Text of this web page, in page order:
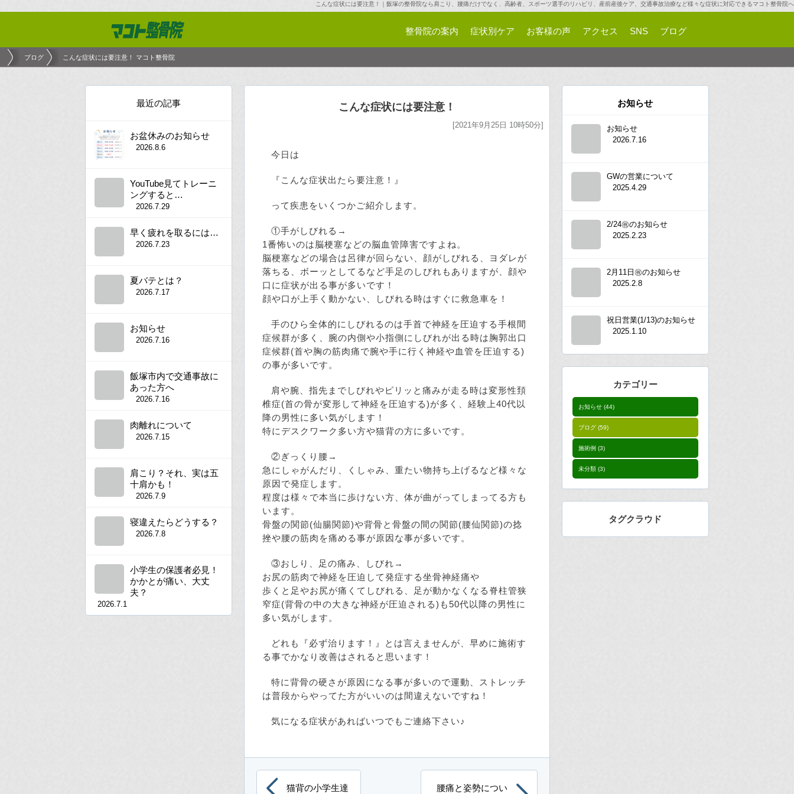
こんな症状には要注意！｜飯塚の整骨院なら肩こり、腰痛だけでなく、高齢者、スポーツ選手のリハビリ、産前産後ケア、交通事故治療など様々な症状に対応できるマコト整骨院へ
こんな症状には要注意！
[2021年9月25日 10時50分]
今日は
『こんな症状出たら要注意！』
って疾患をいくつかご紹介します。
①手がしびれる→
1番怖いのは脳梗塞などの脳血管障害ですよね。
脳梗塞などの場合は呂律が回らない、顔がしびれる、ヨダレが
落ちる、ボーッとしてるなど手足のしびれもありますが、顔や
口に症状が出る事が多いです！
顔や口が上手く動かない、しびれる時はすぐに救急車を！
手のひら全体的にしびれるのは手首で神経を圧迫する手根間
症候群が多く、腕の内側や小指側にしびれが出る時は胸郭出口
症候群(首や胸の筋肉痛で腕や手に行く神経や血管を圧迫する)
の事が多いです。
肩や腕、指先までしびれやピリッと痛みが走る時は変形性頚
椎症(首の骨が変形して神経を圧迫する)が多く、経験上40代以
降の男性に多い気がします！
特にデスクワーク多い方や猫背の方に多いです。
②ぎっくり腰→
急にしゃがんだり、くしゃみ、重たい物持ち上げるなど様々な
原因で発症します。
程度は様々で本当に歩けない方、体が曲がってしまってる方も
います。
骨盤の関節(仙腸関節)や背骨と骨盤の間の関節(腰仙関節)の捻
挫や腰の筋肉を痛める事が原因な事が多いです。
③おしり、足の痛み、しびれ→
お尻の筋肉で神経を圧迫して発症する坐骨神経痛や
歩くと足やお尻が痛くてしびれる、足が動かなくなる脊柱管狭
窄症(背骨の中の大きな神経が圧迫される)も50代以降の男性に
多い気がします。
どれも『必ず治ります！』とは言えませんが、早めに施術す
る事でかなり改善はされると思います！
特に背骨の硬さが原因になる事が多いので運動、ストレッチ
は普段からやってた方がいいのは間違えないですね！
気になる症状があればいつでもご連絡下さい♪
猫背の小学生達 腰痛と姿勢につい
最近の記事
お盆休みのお知らせ
2026.8.6
YouTube見てトレーニ
ングすると…
2026.7.29
早く疲れを取るには…
2026.7.23
夏バテとは？
2026.7.17
お知らせ
2026.7.16
飯塚市内で交通事故に
あった方へ
2026.7.16
肉離れについて
2026.7.15
肩こり？それ、実は五
十肩かも！
2026.7.9
寝違えたらどうする？
2026.7.8
小学生の保護者必見！
かかとが痛い、大丈
夫？
2026.7.1
お知らせ
お知らせ
2026.7.16
GWの営業について
2025.4.29
2/24㊗︎のお知らせ
2025.2.23
2月11日㊗︎のお知らせ
2025.2.8
祝日営業(1/13)のお知らせ
2025.1.10
カテゴリー
お知らせ (44)
ブログ (59)
施術例 (3)
未分類 (3)
タグクラウド
ブログ
SNS
アクセス
お客様の声
症状別ケア
整骨院の案内
ブログ こんな症状には要注意！ マコト整骨院